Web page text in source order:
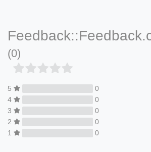
(0)
5
0
4
0
3
0
2
0
1
0